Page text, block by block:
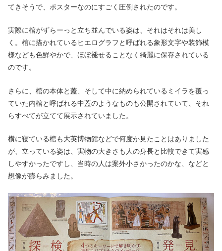
てきそうで、ポスターなのにすごく圧倒されたのです。
実際に棺がずらーっと立ち並んでいる姿は、それはそれは美し
く。棺に描かれているヒエログラフと呼ばれる象形文字や装飾模
様なども色鮮やかで、ほぼ褪せることなく綺麗に保存されている
のです。
さらに、棺の本体と蓋、そして中に納められているミイラを覆っ
ていた内棺と呼ばれる中蓋のようなものも公開されていて、それ
らすべてが立てて展示されていました。
横に寝ている棺も大英博物館などで何度か見たことはありました
が、立っている姿は、実物の大きさも人の身長と比較できて実感
しやすかったですし、当時の人は案外小さかったのかな、などと
想像が膨らみました。